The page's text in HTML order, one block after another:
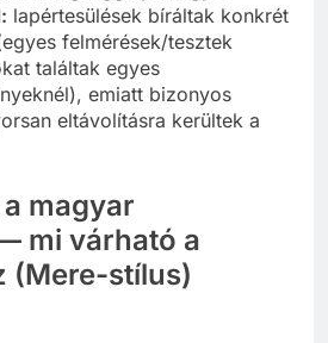
lapértesülések bíráltak konkrét
felmérések/tesztek
találtak egyes
emiatt bizonyos
eltávolításra kerültek a
magyar
mi várható a
(Mere-stílus)